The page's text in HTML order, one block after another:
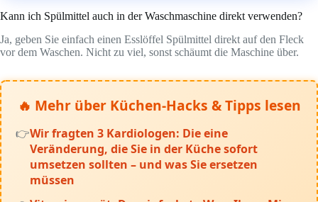
Kann ich Spülmittel auch in der Waschmaschine direkt verwenden?
Ja, geben Sie einfach einen Esslöffel Spülmittel direkt auf den Fleck
vor dem Waschen. Nicht zu viel, sonst schäumt die Maschine über.
🔥 Mehr über Küchen-Hacks & Tipps lesen
Wir fragten 3 Kardiologen: Die eine
Veränderung, die Sie in der Küche sofort
umsetzen sollten – und was Sie ersetzen
müssen